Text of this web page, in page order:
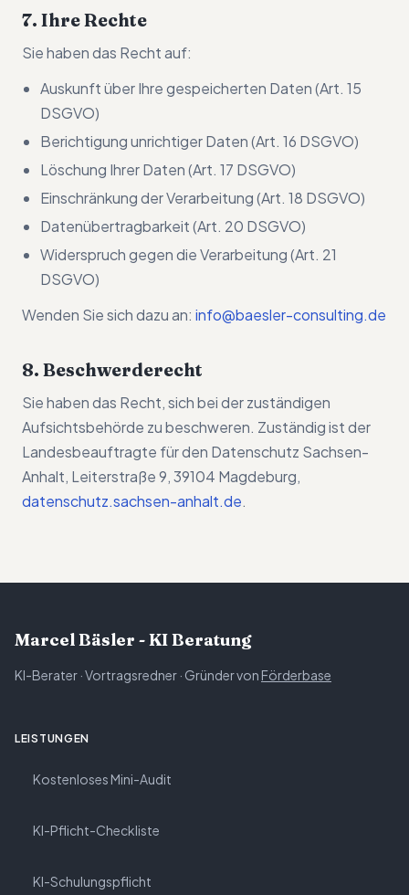
7. Ihre Rechte
Sie haben das Recht auf:
Auskunft über Ihre gespeicherten Daten (Art. 15
DSGVO)
Berichtigung unrichtiger Daten (Art. 16 DSGVO)
Löschung Ihrer Daten (Art. 17 DSGVO)
Einschränkung der Verarbeitung (Art. 18 DSGVO)
Datenübertragbarkeit (Art. 20 DSGVO)
Widerspruch gegen die Verarbeitung (Art. 21
DSGVO)
Wenden Sie sich dazu an: info@baesler-consulting.de
8. Beschwerderecht
Sie haben das Recht, sich bei der zuständigen
Aufsichtsbehörde zu beschweren. Zuständig ist der
Landesbeauftragte für den Datenschutz Sachsen-
Anhalt, Leiterstraße 9, 39104 Magdeburg,
datenschutz.sachsen-anhalt.de.
Marcel Bäsler - KI Beratung
KI-Berater · Vortragsredner · Gründer von Förderbase
LEISTUNGEN
Kostenloses Mini-Audit
KI-Pflicht-Checkliste
KI-Schulungspflicht